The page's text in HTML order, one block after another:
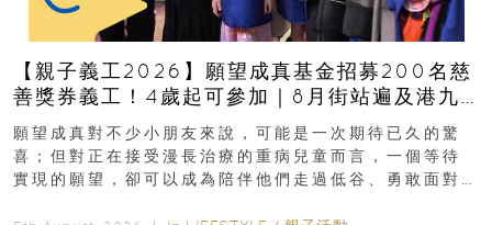
【親子義工2026】願望成真基金招募200名慈
善獎券義工！4歲起可參加｜8月街站遍及港九
新界
願望成真對不少小朋友來說，可能是一次期待已久的驚
喜；但對正在接受漫長治療的重病兒童而言，一個等待
實現的願望，卻可以成為陪伴他們走過低谷、勇敢面對